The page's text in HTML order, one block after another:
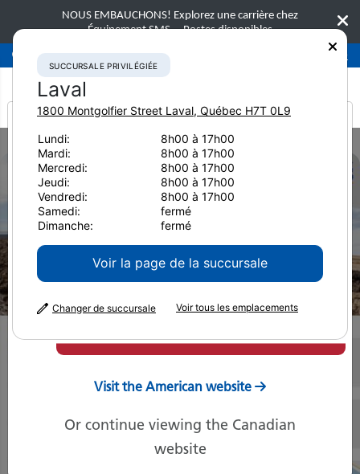
NOUS EMBAUCHONS! Explorez une carrière chez
Équipement SMS. Postes disponibles
Succursale privilégiéeLaval 450-781-9600
Home Brochures Bouteurs iMC 2.0
It looks like you are
from America
Visit the American website
Or continue viewing the Canadian
website
SUCCURSALE PRIVILÉGIÉE
Laval
1800 Montgolfier Street Laval, Québec H7T 0L9
Lundi:
8h00 à 17h00
Mardi:
8h00 à 17h00
Mercredi:
8h00 à 17h00
Jeudi:
8h00 à 17h00
Vendredi:
8h00 à 17h00
Samedi:
fermé
Dimanche:
fermé
Voir la page de la succursale
Changer de succursale Voir tous les emplacements